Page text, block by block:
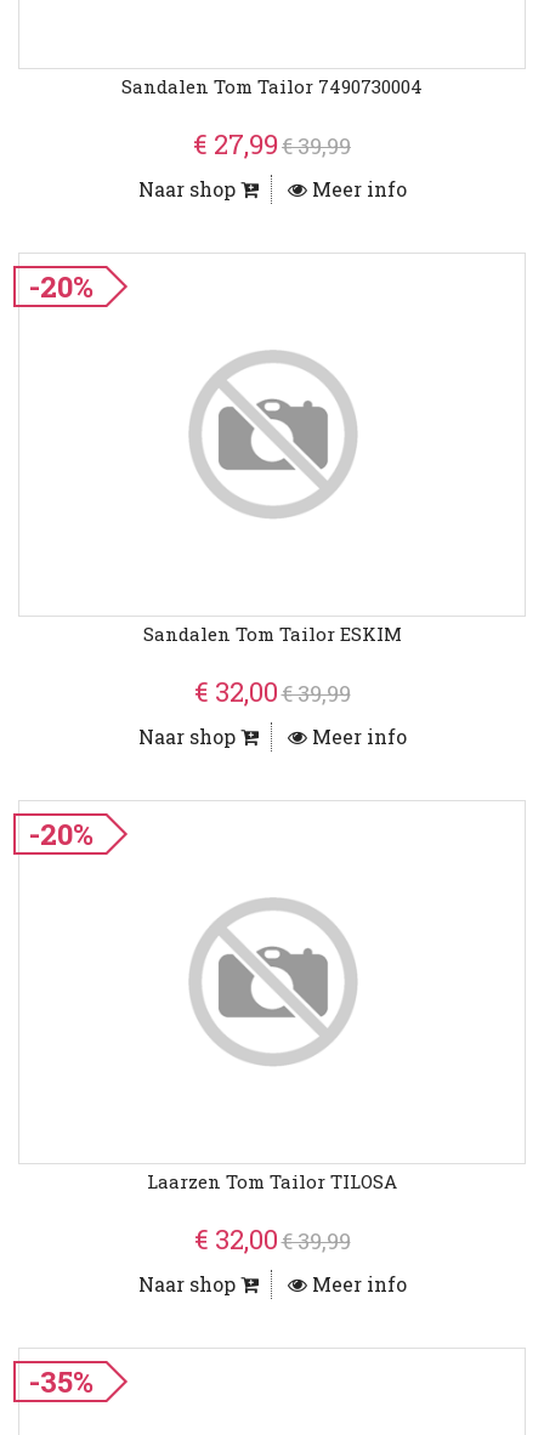
Sandalen Tom Tailor 7490730004
€ 27,99€ 39,99
Naar shop Meer info
-20%
Sandalen Tom Tailor ESKIM
€ 32,00€ 39,99
Naar shop Meer info
-20%
Laarzen Tom Tailor TILOSA
€ 32,00€ 39,99
Naar shop Meer info
-35%